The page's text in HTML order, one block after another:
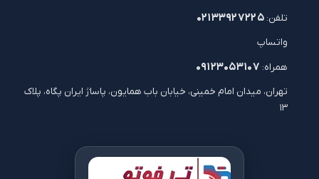
تلفن: ۰۲۱۳۳۹۲۷۲۲۵
واتساپ
همراه: ۰۹۱۲۳۰۵۳۱۰۷
تهران، میدان امام خمینی، خیابان باب همایون، پاساژ ایران پگاه، پلاک
۱۳